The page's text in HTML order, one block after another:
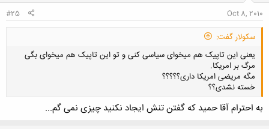
Oct 8, 2010
#25
سکولار گفت:
یعنی این تاپیک هم میخوای سیاسی کنی و تو این تاپیک هم میخوای بگی
مرگ بر امریکا.
مگه مریضی امریکا داری؟؟؟؟؟
خسته نشدی؟؟
به احترام آقا حمید که گفتن تنش ایجاد نکنید چیزی نمی گم...